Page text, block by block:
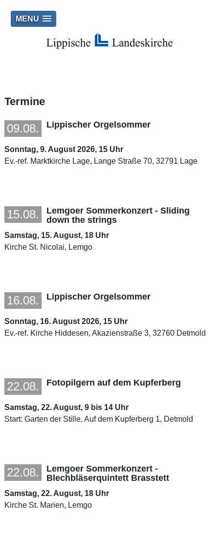
MENU
Termine
09.08. Lippischer Orgelsommer
Sonntag, 9. August 2026, 15 Uhr
Ev.-ref. Marktkirche Lage, Lange Straße 70, 32791 Lage
15.08.
Lemgoer Sommerkonzert - Sliding
down the strings
Samstag, 15. August, 18 Uhr
Kirche St. Nicolai, Lemgo
16.08. Lippischer Orgelsommer
Sonntag, 16. August 2026, 15 Uhr
Ev.-ref. Kirche Hiddesen, Akazienstraße 3, 32760 Detmold
22.08. Fotopilgern auf dem Kupferberg
Samstag, 22. August, 9 bis 14 Uhr
Start: Garten der Stille, Auf dem Kupferberg 1, Detmold
22.08.
Lemgoer Sommerkonzert -
Blechbläserquintett Brasstett
Samstag, 22. August, 18 Uhr
Kirche St. Marien, Lemgo